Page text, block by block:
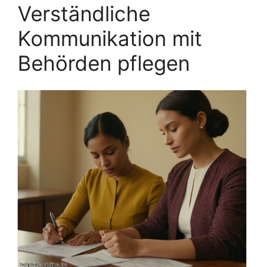
Verständliche
Kommunikation mit
Behörden pflegen